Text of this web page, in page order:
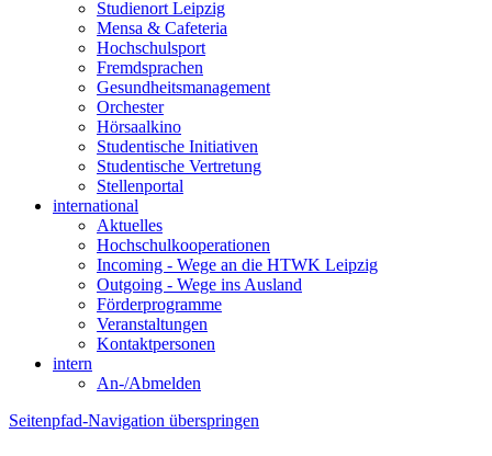
Studienort Leipzig
Mensa & Cafeteria
Hochschulsport
Fremdsprachen
Gesundheitsmanagement
Orchester
Hörsaalkino
Studentische Initiativen
Studentische Vertretung
Stellenportal
international
Aktuelles
Hochschulkooperationen
Incoming - Wege an die HTWK Leipzig
Outgoing - Wege ins Ausland
Förderprogramme
Veranstaltungen
Kontaktpersonen
intern
An-/Abmelden
Seitenpfad-Navigation überspringen